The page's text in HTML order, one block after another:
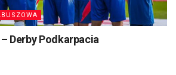
Derby Podkarpacia